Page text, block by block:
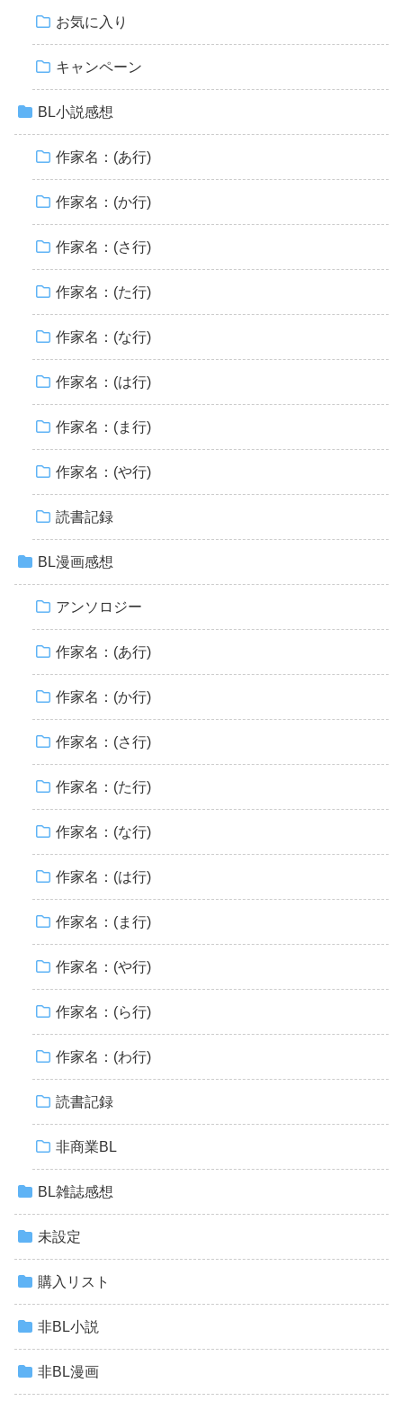
お気に入り
キャンペーン
BL小説感想
作家名：(あ行)
作家名：(か行)
作家名：(さ行)
作家名：(た行)
作家名：(な行)
作家名：(は行)
作家名：(ま行)
作家名：(や行)
読書記録
BL漫画感想
アンソロジー
作家名：(あ行)
作家名：(か行)
作家名：(さ行)
作家名：(た行)
作家名：(な行)
作家名：(は行)
作家名：(ま行)
作家名：(や行)
作家名：(ら行)
作家名：(わ行)
読書記録
非商業BL
BL雑誌感想
未設定
購入リスト
非BL小説
非BL漫画